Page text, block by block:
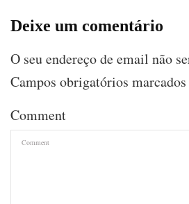
Deixe um comentário
O seu endereço de email não
Campos obrigatórios
Comment